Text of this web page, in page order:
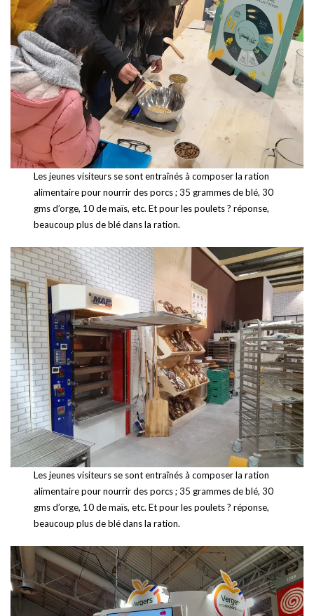
Les jeunes visiteurs se sont entraînés à composer la ration
alimentaire pour nourrir des porcs ; 35 grammes de blé, 30
gms d’orge, 10 de maïs, etc. Et pour les poulets ? réponse,
beaucoup plus de blé dans la ration.
Les jeunes visiteurs se sont entraînés à composer la ration
alimentaire pour nourrir des porcs ; 35 grammes de blé, 30
gms d’orge, 10 de maïs, etc. Et pour les poulets ? réponse,
beaucoup plus de blé dans la ration.